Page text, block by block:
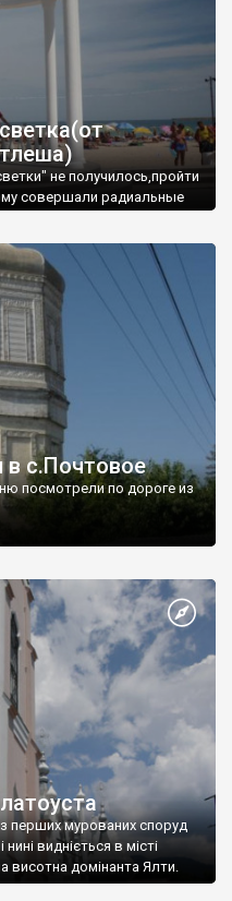
не получилось,пройти
совершали радиальные
в с.Почтовое
посмотрели по дороге из
перших мурованих споруд
видніється в місті
висотна домінанта Ялти.